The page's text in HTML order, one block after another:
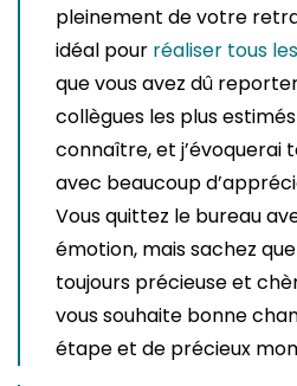
pleinement de votre
idéal pour réaliser tous
que vous avez dû
collègues les plus
connaître, et j’évoquerai
avec beaucoup
Vous quittez le bureau
émotion, mais sachez
toujours précieuse et
vous souhaite bonne
étape et de précieux